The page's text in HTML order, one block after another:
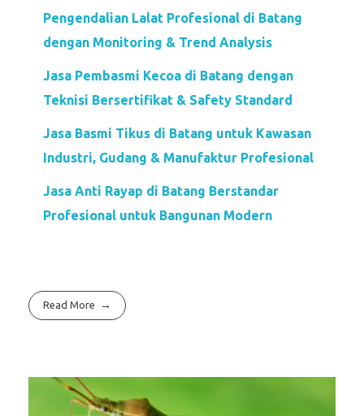
Pengendalian Lalat Profesional di Batang
dengan Monitoring & Trend Analysis
Jasa Pembasmi Kecoa di Batang dengan
Teknisi Bersertifikat & Safety Standard
Jasa Basmi Tikus di Batang untuk Kawasan
Industri, Gudang & Manufaktur Profesional
Jasa Anti Rayap di Batang Berstandar
Profesional untuk Bangunan Modern
Read More